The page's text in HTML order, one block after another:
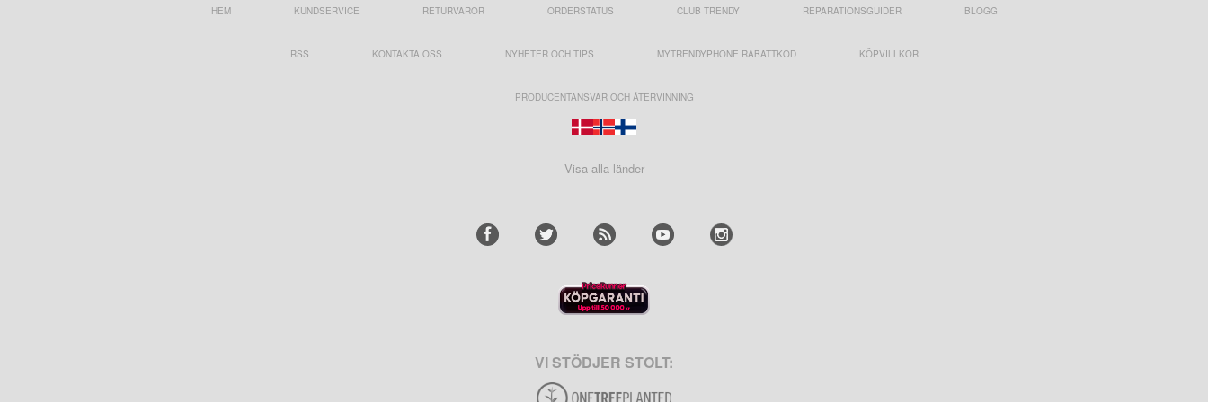
HEM KUNDSERVICE RETURVAROR ORDERSTATUS CLUB TRENDY REPARATIONSGUIDER BLOGG
RSS KONTAKTA OSS NYHETER OCH TIPS MYTRENDYPHONE RABATTKOD KÖPVILLKOR
PRODUCENTANSVAR OCH ÅTERVINNING
Visa alla länder
VI STÖDJER STOLT: